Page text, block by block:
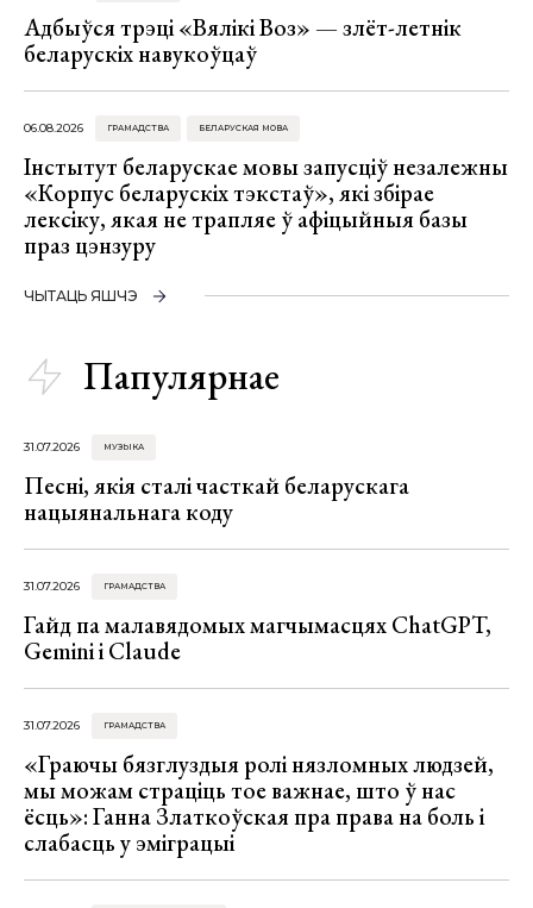
Адбыўся трэці «Вялікі Воз» — злёт-летнік
беларускіх навукоўцаў
06.08.2026 ГРАМАДСТВА БЕЛАРУСКАЯ МОВА
Інстытут беларускае мовы запусціў незалежны
«Корпус беларускіх тэкстаў», які збірае
лексіку, якая не трапляе ў афіцыйныя базы
праз цэнзуру
ЧЫТАЦЬ ЯШЧЭ
Папулярнае
31.07.2026 МУЗЫКА
Песні, якія сталі часткай беларускага
нацыянальнага коду
31.07.2026 ГРАМАДСТВА
Гайд па малавядомых магчымасцях ChatGPT,
Gemini і Claude
31.07.2026 ГРАМАДСТВА
«Граючы бязглуздыя ролі нязломных людзей,
мы можам страціць тое важнае, што ў нас
ёсць»: Ганна Златкоўская пра права на боль і
слабасць у эміграцыі